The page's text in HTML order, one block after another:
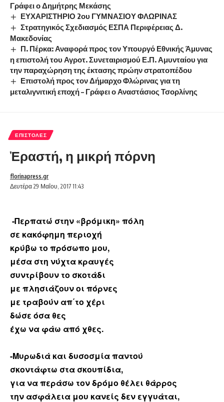
Γράφει ο Δημήτρης Μεκάσης
ΕΥΧΑΡΙΣΤΗΡΙΟ 2ου ΓΥΜΝΑΣΙΟΥ ΦΛΩΡΙΝΑΣ
Στρατηγικός Σχεδιασμός ΕΣΠΑ Περιφέρειας Δ.
Μακεδονίας
Π. Πέρκα: Αναφορά προς τον Υπουργό Εθνικής Άμυνας
η επιστολή του Αγροτ. Συνεταιρισμού Ε.Π. Αμυνταίου για
την παραχώρηση της έκτασης πρώην στρατοπέδου
Επιστολή προς τον Δήμαρχο Φλώρινας για τη
μεταλιγνιτική εποχή – Γράφει ο Αναστάσιος Τσορλίνης
ΕΠΙΣΤΟΛΈΣ
Ἐραστή, η μικρή πόρνη
Δευτέρα 29 Μαΐου, 2017 11:43
florinapress.gr
-Περπατώ στην «βρόμικη» πόλη
σε κακόφημη περιοχή
κρύβω το πρόσωπο μου,
μέσα στη νύχτα κραυγές
συντρίβουν το σκοτάδι
με πλησιάζουν οι πόρνες
με τραβούν απ΄το χέρι
δώσε όσα θες
έχω να φάω από χθες.
-Μυρωδιά και δυσοσμία παντού
σκοντάφτω στα σκουπίδια,
για να περάσω τον δρόμο θέλει θάρρος
την ασφάλεια μου κανείς δεν εγγυάται,